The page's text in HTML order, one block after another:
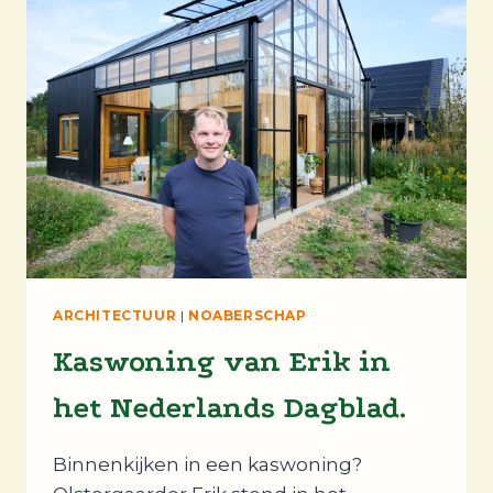
ARCHITECTUUR | NOABERSCHAP
Kaswoning van Erik in
het Nederlands Dagblad.
Binnenkijken in een kaswoning?